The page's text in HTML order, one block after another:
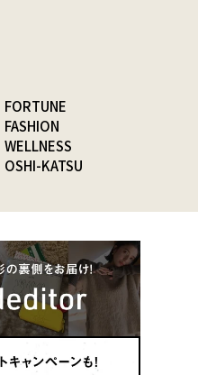
FORTUNE
FASHION
WELLNESS
OSHI-KATSU